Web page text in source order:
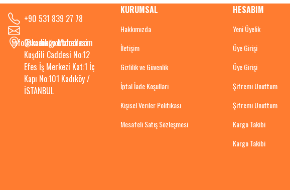
+90 531 839 27 78
info@kadikoyoutdoor.com
Osmanağa Mahallesi
Kuşdili Caddesi No:12
Efes İş Merkezi Kat:1 İç
Kapı No:101 Kadıköy /
İSTANBUL
KURUMSAL
Hakkımızda
İletişim
Gizlilik ve Güvenlik
İptal İade Koşullari
Kişisel Veriler Politikası
Mesafeli Satış Sözleşmesi
HESABIM
Yeni Üyelik
Üye Girişi
Üye Girişi
Şifremi Unuttum
Şifremi Unuttum
Kargo Takibi
Kargo Takibi